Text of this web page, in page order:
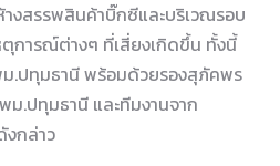
งสรรพสินค้าบิ๊กซีและบริเวณรอบ
การณ์ต่างๆ ที่เสี่ยงเกิดขึ้น ทั้งนี้
.ปทุมธานี พร้อมด้วยรองสุภัคพร
.ปทุมธานี และทีมงานจาก
กล่าว